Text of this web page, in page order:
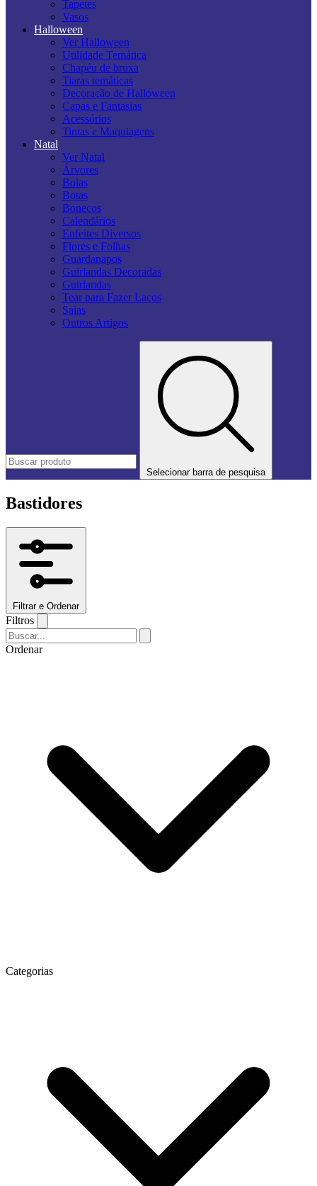
Tapetes
Vasos
Halloween
Ver Halloween
Utilidade Temática
Chapéu de bruxa
Tiaras temáticas
Decoração de Halloween
Capas e Fantasias
Acessórios
Tintas e Maquiagens
Natal
Ver Natal
Árvores
Bolas
Botas
Bonecos
Calendários
Enfeites Diversos
Flores e Folhas
Guardanapos
Guirlandas Decoradas
Guirlandas
Tear para Fazer Laços
Saias
Outros Artigos
Selecionar barra de pesquisa
Bastidores
Filtrar e Ordenar
Filtros
Ordenar
Categorias